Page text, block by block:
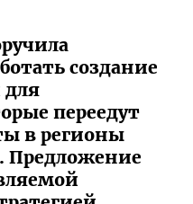
создание
для
переедут
в регионы
Предложение